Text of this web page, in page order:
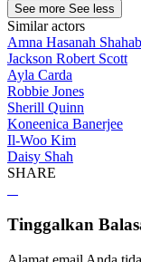
See more See less
Similar actors
Amna Hasanah Shahab
Jackson Robert Scott
Ayla Carda
Robbie Jones
Sherill Quinn
Koneenica Banerjee
Il-Woo Kim
Daisy Shah
SHARE
Tinggalkan